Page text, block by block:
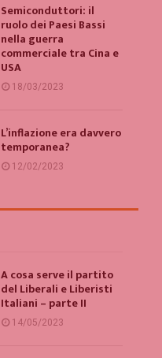
Semiconduttori: il
ruolo dei Paesi Bassi
nella guerra
commerciale tra Cina e
USA
18/03/2023
L’inflazione era davvero
temporanea?
12/02/2023
A cosa serve il partito
del Liberali e Liberisti
Italiani – parte II
14/05/2023